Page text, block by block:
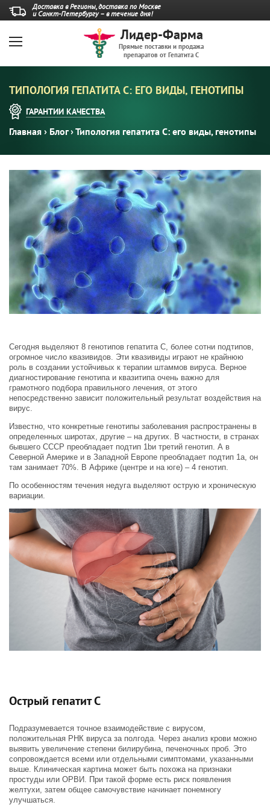
Доставка в Регионы, доставка по Москве
и Санкт-Петербургу – в течение дня!
Лидер-Фарма
Прямые поставки и продажа
препаратов от Гепатита С
ТИПОЛОГИЯ ГЕПАТИТА С: ЕГО ВИДЫ, ГЕНОТИПЫ
ГАРАНТИИ КАЧЕСТВА
Главная › Блог›Типология гепатита С: его виды, генотипы
Сегодня выделяют 8 генотипов гепатита С, более сотни подтипов,
огромное число квазивидов. Эти квазивиды играют не крайнюю
роль в создании устойчивых к терапии штаммов вируса. Верное
диагностирование генотипа и квазитипа очень важно для
грамотного подбора правильного лечения, от этого
непосредственно зависит положительный результат воздействия на
вирус.
Известно, что конкретные генотипы заболевания распространены в
определенных широтах, другие – на других. В частности, в странах
бывшего СССР преобладает подтип 1bи третий генотип. А в
Северной Америке и в Западной Европе преобладает подтип 1а, он
там занимает 70%. В Африке (центре и на юге) – 4 генотип.
По особенностям течения недуга выделяют острую и хроническую
вариации.
Острый гепатит С
Подразумевается точное взаимодействие с вирусом,
положительная РНК вируса за полгода. Через анализ крови можно
выявить увеличение степени билирубина, печеночных проб. Это
сопровождается всеми или отдельными симптомами, указанными
выше. Клиническая картина может быть похожа на признаки
простуды или ОРВИ. При такой форме есть риск появления
желтухи, затем общее самочувствие начинает понемногу
улучшаться.